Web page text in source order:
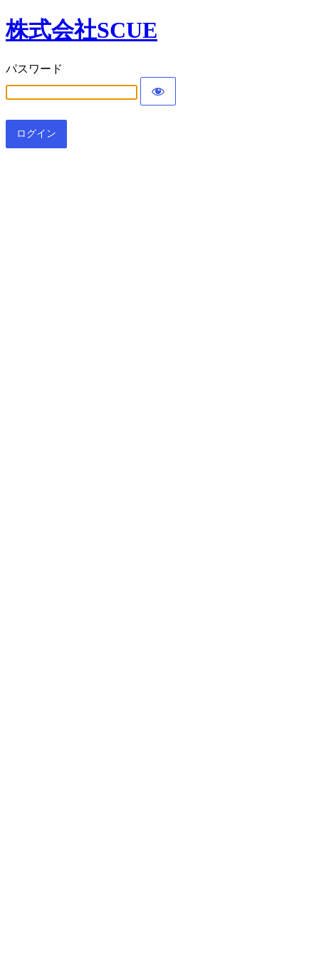
株式会社SCUE
パスワード